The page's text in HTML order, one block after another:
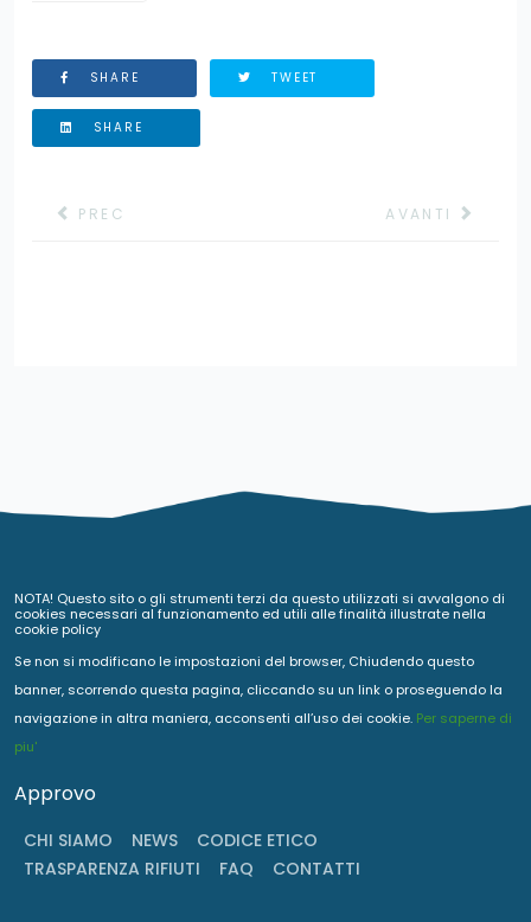
SHARE TWEET
SHARE
ARTICOLO PRECEDENTE: RIPARTIAMO
PREC ARTICOLO
AVANTI
NOTA! Questo sito o gli strumenti terzi da questo utilizzati si avvalgono di
cookies necessari al funzionamento ed utili alle finalità illustrate nella
cookie policy
Se non si modificano le impostazioni del browser, Chiudendo questo
banner, scorrendo questa pagina, cliccando su un link o proseguendo la
navigazione in altra maniera, acconsenti all’uso dei cookie. Per saperne di
piu'
Approvo
CHI SIAMO NEWS
CODICE ETICO
TRASPARENZA RIFIUTI
FAQ CONTATTI